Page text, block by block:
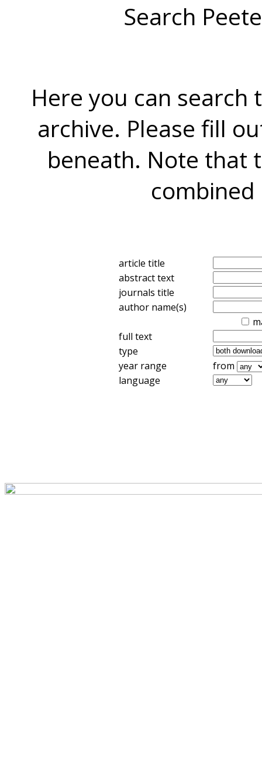
Search
Here you can search
archive. Please fill
beneath. Note that
combined
article title
abstract text
journals title
author name(s)
full text
type
year range
from
language